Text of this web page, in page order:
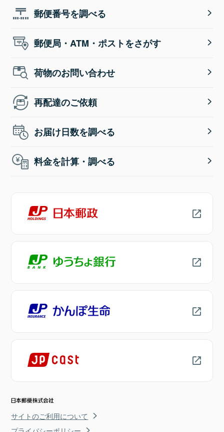
郵便番号を調べる
郵便局・ATM・ポストをさがす
荷物のお問い合わせ
再配達のご依頼
お届け日数を調べる
料金を計算・調べる
サイトのご利用について